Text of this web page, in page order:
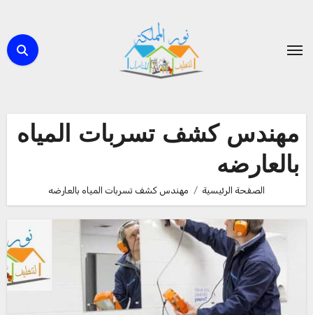
المحتوى
مهندس كشف تسربات المياه
بالعارضه
الصفحة الرئيسية مهندس كشف تسربات المياه بالعارضه